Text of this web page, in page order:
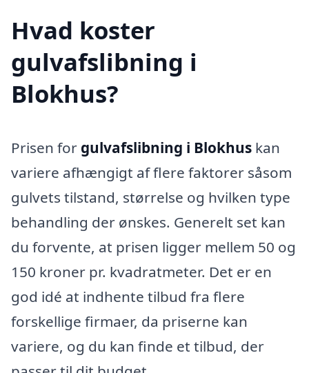
Hvad koster
gulvafslibning i
Blokhus?
Prisen for gulvafslibning i Blokhus kan
variere afhængigt af flere faktorer såsom
gulvets tilstand, størrelse og hvilken type
behandling der ønskes. Generelt set kan
du forvente, at prisen ligger mellem 50 og
150 kroner pr. kvadratmeter. Det er en
god idé at indhente tilbud fra flere
forskellige firmaer, da priserne kan
variere, og du kan finde et tilbud, der